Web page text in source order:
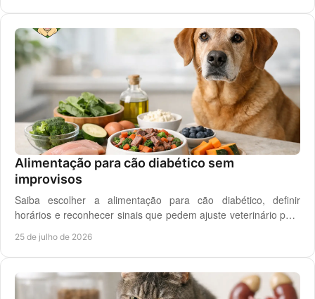
Alimentação para cão diabético sem
improvisos
Saiba escolher a alimentação para cão diabético, definir
horários e reconhecer sinais que pedem ajuste veterinário para
25 de julho de 2026